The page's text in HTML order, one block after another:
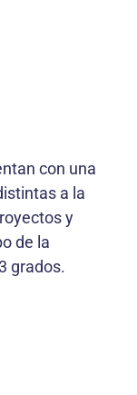
con una
a la
y
de la
grados.